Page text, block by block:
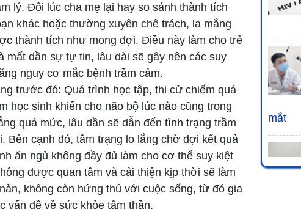
lý. Đôi lúc cha mẹ lại hay so sánh thành tích
khác hoặc thường xuyên chê trách, la mắng
thành tích như mong đợi. Điều này làm cho trẻ
mất dần sự tự tin, lâu dài sẽ gây nên các suy
nguy cơ mắc bệnh trầm cảm.
trước đó: Quá trình học tập, thi cử chiếm quá
học sinh khiến cho não bộ lúc nào cũng trong
quá mức, lâu dần sẽ dẫn đến tình trạng trầm
Bên cạnh đó, tâm trạng lo lắng chờ đợi kết quả
ăn ngủ không đầy đủ làm cho cơ thể suy kiệt
được quan tâm và cải thiện kịp thời sẽ làm
không còn hứng thú với cuộc sống, từ đó gia
vấn đề về sức khỏe tâm thần.
mắt